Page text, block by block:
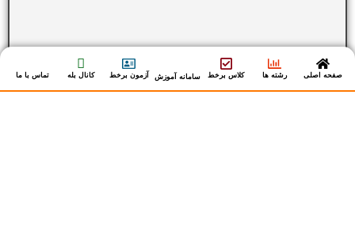
صفحه اصلی رشته ها کلاس برخط سامانه آموزش آزمون برخط کانال بله تماس با ما